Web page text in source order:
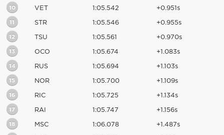
10 VET 1:05.542 +0.951s
11 STR 1:05.546 +0.955s
12 TSU 1:05.561 +0.970s
13 OCO 1:05.674 +1.083s
14 RUS 1:05.694 +1.103s
15 NOR 1:05.700 +1.109s
16 RIC 1:05.725 +1.134s
17 RAI 1:05.747 +1.156s
18 MSC 1:06.078 +1.487s